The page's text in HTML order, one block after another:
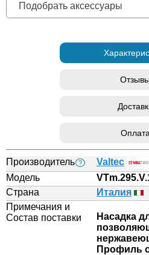
Подобрать аксессуары
Отзывы
Оплата
Производитель ?
Valtec
Модель
Страна
Италия
Примечания и
Состав поставки
Насадка
Профиль